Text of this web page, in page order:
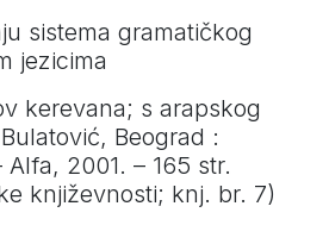
sistema gramatičkog
jezicima
kerevana; s arapskog
Beograd :
2001. – 165 str.
književnosti; knj. br. 7)